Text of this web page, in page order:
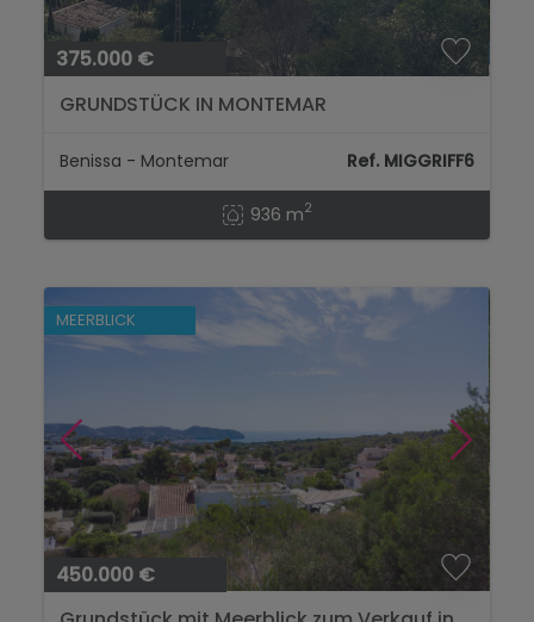
375.000 €
GRUNDSTÜCK IN MONTEMAR
Benissa - Montemar Ref. MIGGRIFF6
936 m2
MEERBLICK
450.000 €